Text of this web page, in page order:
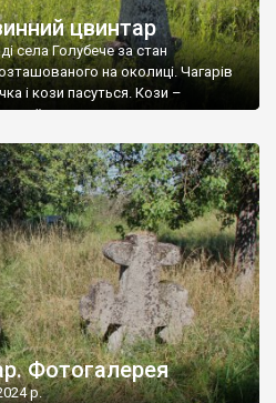
цвинтар
села Голубече за стан
на околиці. Чагарів
і кози пасуться. Кози –
для старих кладовищ,
обгризають, бо то улюблений
ціла колекція
Село відносно невелике, […]
Фотогалерея
р.